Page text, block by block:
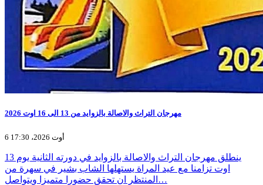
مهرجان التراث والاصالة بالزوايد من 13 الى 16 اوت 2026
6 أوت 2026، 17:30
ينطلق مهرجان التراث والاصالة بالزوايد في دورته الثانية يوم 13
اوت تزامنا مع عيد المراة يستهلها الشاب بشير في سهرة من
المنتظر ان تحقق حضورا متميزا ويتواصل…